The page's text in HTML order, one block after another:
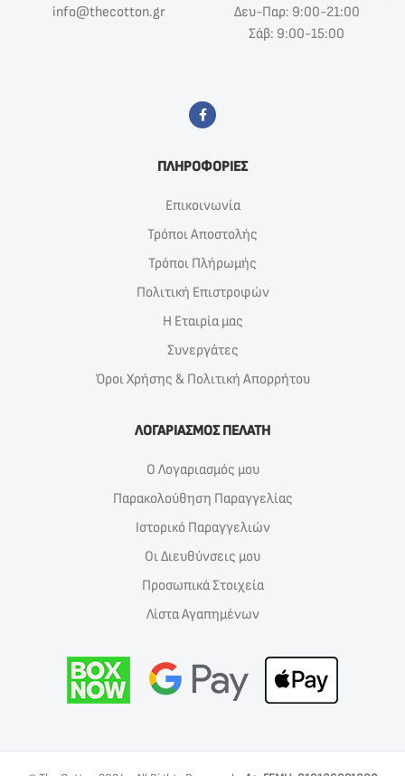
info@thecotton.gr
Δευ-Παρ: 9:00-21:00
Σάβ: 9:00-15:00
ΠΛΗΡΟΦΟΡΙΕΣ
Επικοινωνία
Τρόποι Αποστολής
Τρόποι Πλήρωμής
Πολιτική Επιστροφών
Η Εταιρία μας
Συνεργάτες
Όροι Χρήσης & Πολιτική Απορρήτου
ΛΟΓΑΡΙΑΣΜΟΣ ΠΕΛΑΤΗ
Ο Λογαριασμός μου
Παρακολούθηση Παραγγελίας
Ιστορικό Παραγγελιών
Οι Διευθύνσεις μου
Προσωπικά Στοιχεία
Λίστα Αγαπημένων